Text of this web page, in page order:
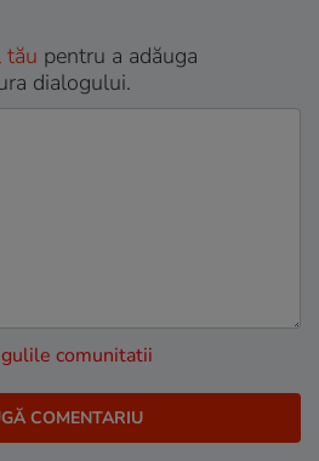
tău pentru a adăuga
dialogului.
comunitatii